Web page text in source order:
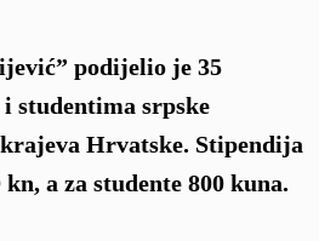
podijelio je 35
studentima srpske
Hrvatske. Stipendija
kn, a za studente 800 kuna.